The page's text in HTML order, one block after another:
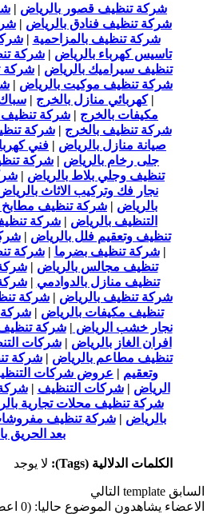
شركة تنظيف قصور بالرياض |
شركة تنظيف فنادق بالرياض |
شركة تنظيف بالمزاحمية |
تاسيس كهرباء بالرياض | شركة
تنظيف سيراميك بالرياض | شركة
شركة تنظيف موكيت بالرياض |
|كهربائي منازل بالخرج |
مكيفات بالخرج | شركة تنظيف
شركة تنظيف بالخرج |شركة
صيانة منازل بالرياض | فني
جلى رخام بالرياض | شركة
تنظيف وجلي بلاط بالرياض |
نجار فك وتركيب الاثاث
بالرياض | شركة تنظيف مطابخ
التنظيف بالرياض | شركة
تنظيف وتعقيم فلل بالرياض |
|شركة تنظيف بضرما |شركة
تنظيف مجالس بالرياض |
تنظيف منازل بالدوادمي |
شركة تنظيف بالرياض | شركة
تنظيف مكيفات بالرياض |شركة
نجار خشب الرياض |شركة تنظيف
افران الغاز بالرياض |شركات
تنظيف مطاعم بالرياض | شركة
وتعقيم | عروض شركات
الرياض |شركات التنظيف |شركة
شركة تنظيف محلات تجارية
بالرياض |شركة تنظيف
بعد الحريق
الكلمات الدلالية (Tags): لا يوجد
السابق template التالي
الاعضاء يشاهدون الموضوع حاليا: (0 اعضاء و 0 زوار)